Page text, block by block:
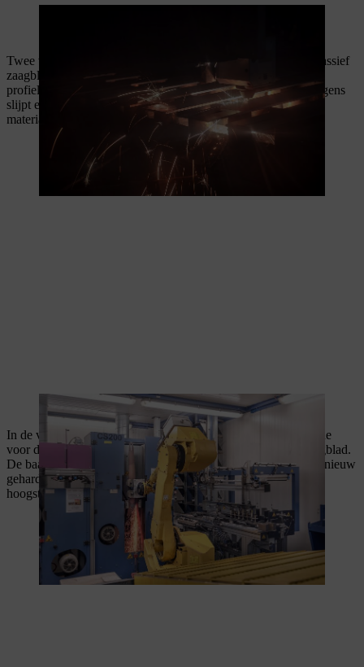
Twee vormstukken van stelliet beschermen de kop van een massief
zaagblad van STIHL tegen slijtage en hoge temperaturen. De
profielen van stelliet worden eerst met een laser gelast. Vervolgens
slijpt een speciaal door STIHL ontwikkelde machine de
materiaalovergang nauwkeurig.
Bij de productie van zaagbladen wordt de overgang geslepen.
In de volgende productiestap slijpt een gesloten slijpmachine de
voor de kettinggeleiding benodigde groef in het massieve zaagblad.
De baan waar de ketting doorheen loopt, wordt vervolgens opnieuw
gehard. Zo is gewaarborgd dat het massieve zaagblad aan de
hoogste kwaliteitseisen voldoet.